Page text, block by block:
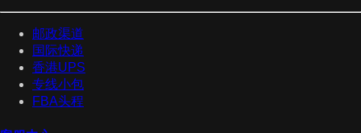
邮政渠道
国际快递
香港UPS
专线小包
FBA头程